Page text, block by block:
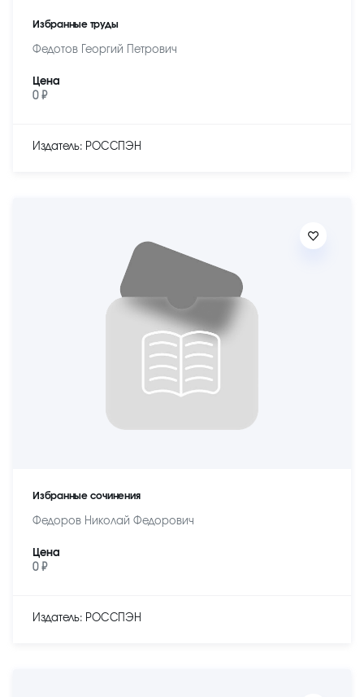
Избранные труды
Федотов Георгий Петрович
Цена
0 ₽
Издатель: РОССПЭН
Избранные сочинения
Федоров Николай Федорович
Цена
0 ₽
Издатель: РОССПЭН